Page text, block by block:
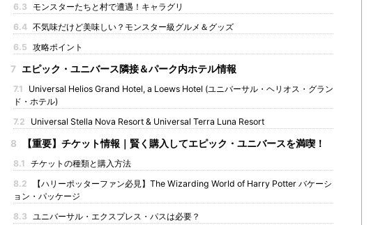
6.3
モンスターたちと村で遭遇！キャラグリ
6.4 不気味だけど美味しい？モンスター級グルメ＆グッズ
6.5 攻略ポイント
7 エピック・ユニバース隣接＆パーク内ホテル情報
7.1
Universal Helios Grand Hotel, a Loews Hotel (ユニバーサル・ヘリオス・グラン
ド・ホテル)
7.2
Universal Stella Nova Resort & Universal Terra Luna Resort
8 【重要】チケット情報｜賢く購入してエピック・ユニバースを満喫！
8.1 チケットの種類と購入方法
8.2
【ハリーポッターファン必見】The Wizarding World of Harry Potter バケーシ
ョン・パッケージ
8.3 ユニバーサル・エクスプレス・パスは必要？